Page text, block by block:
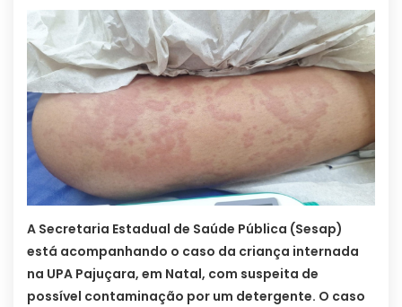
A Secretaria Estadual de Saúde Pública (Sesap)
está acompanhando o caso da criança internada
na UPA Pajuçara, em Natal, com suspeita de
possível contaminação por um detergente. O caso